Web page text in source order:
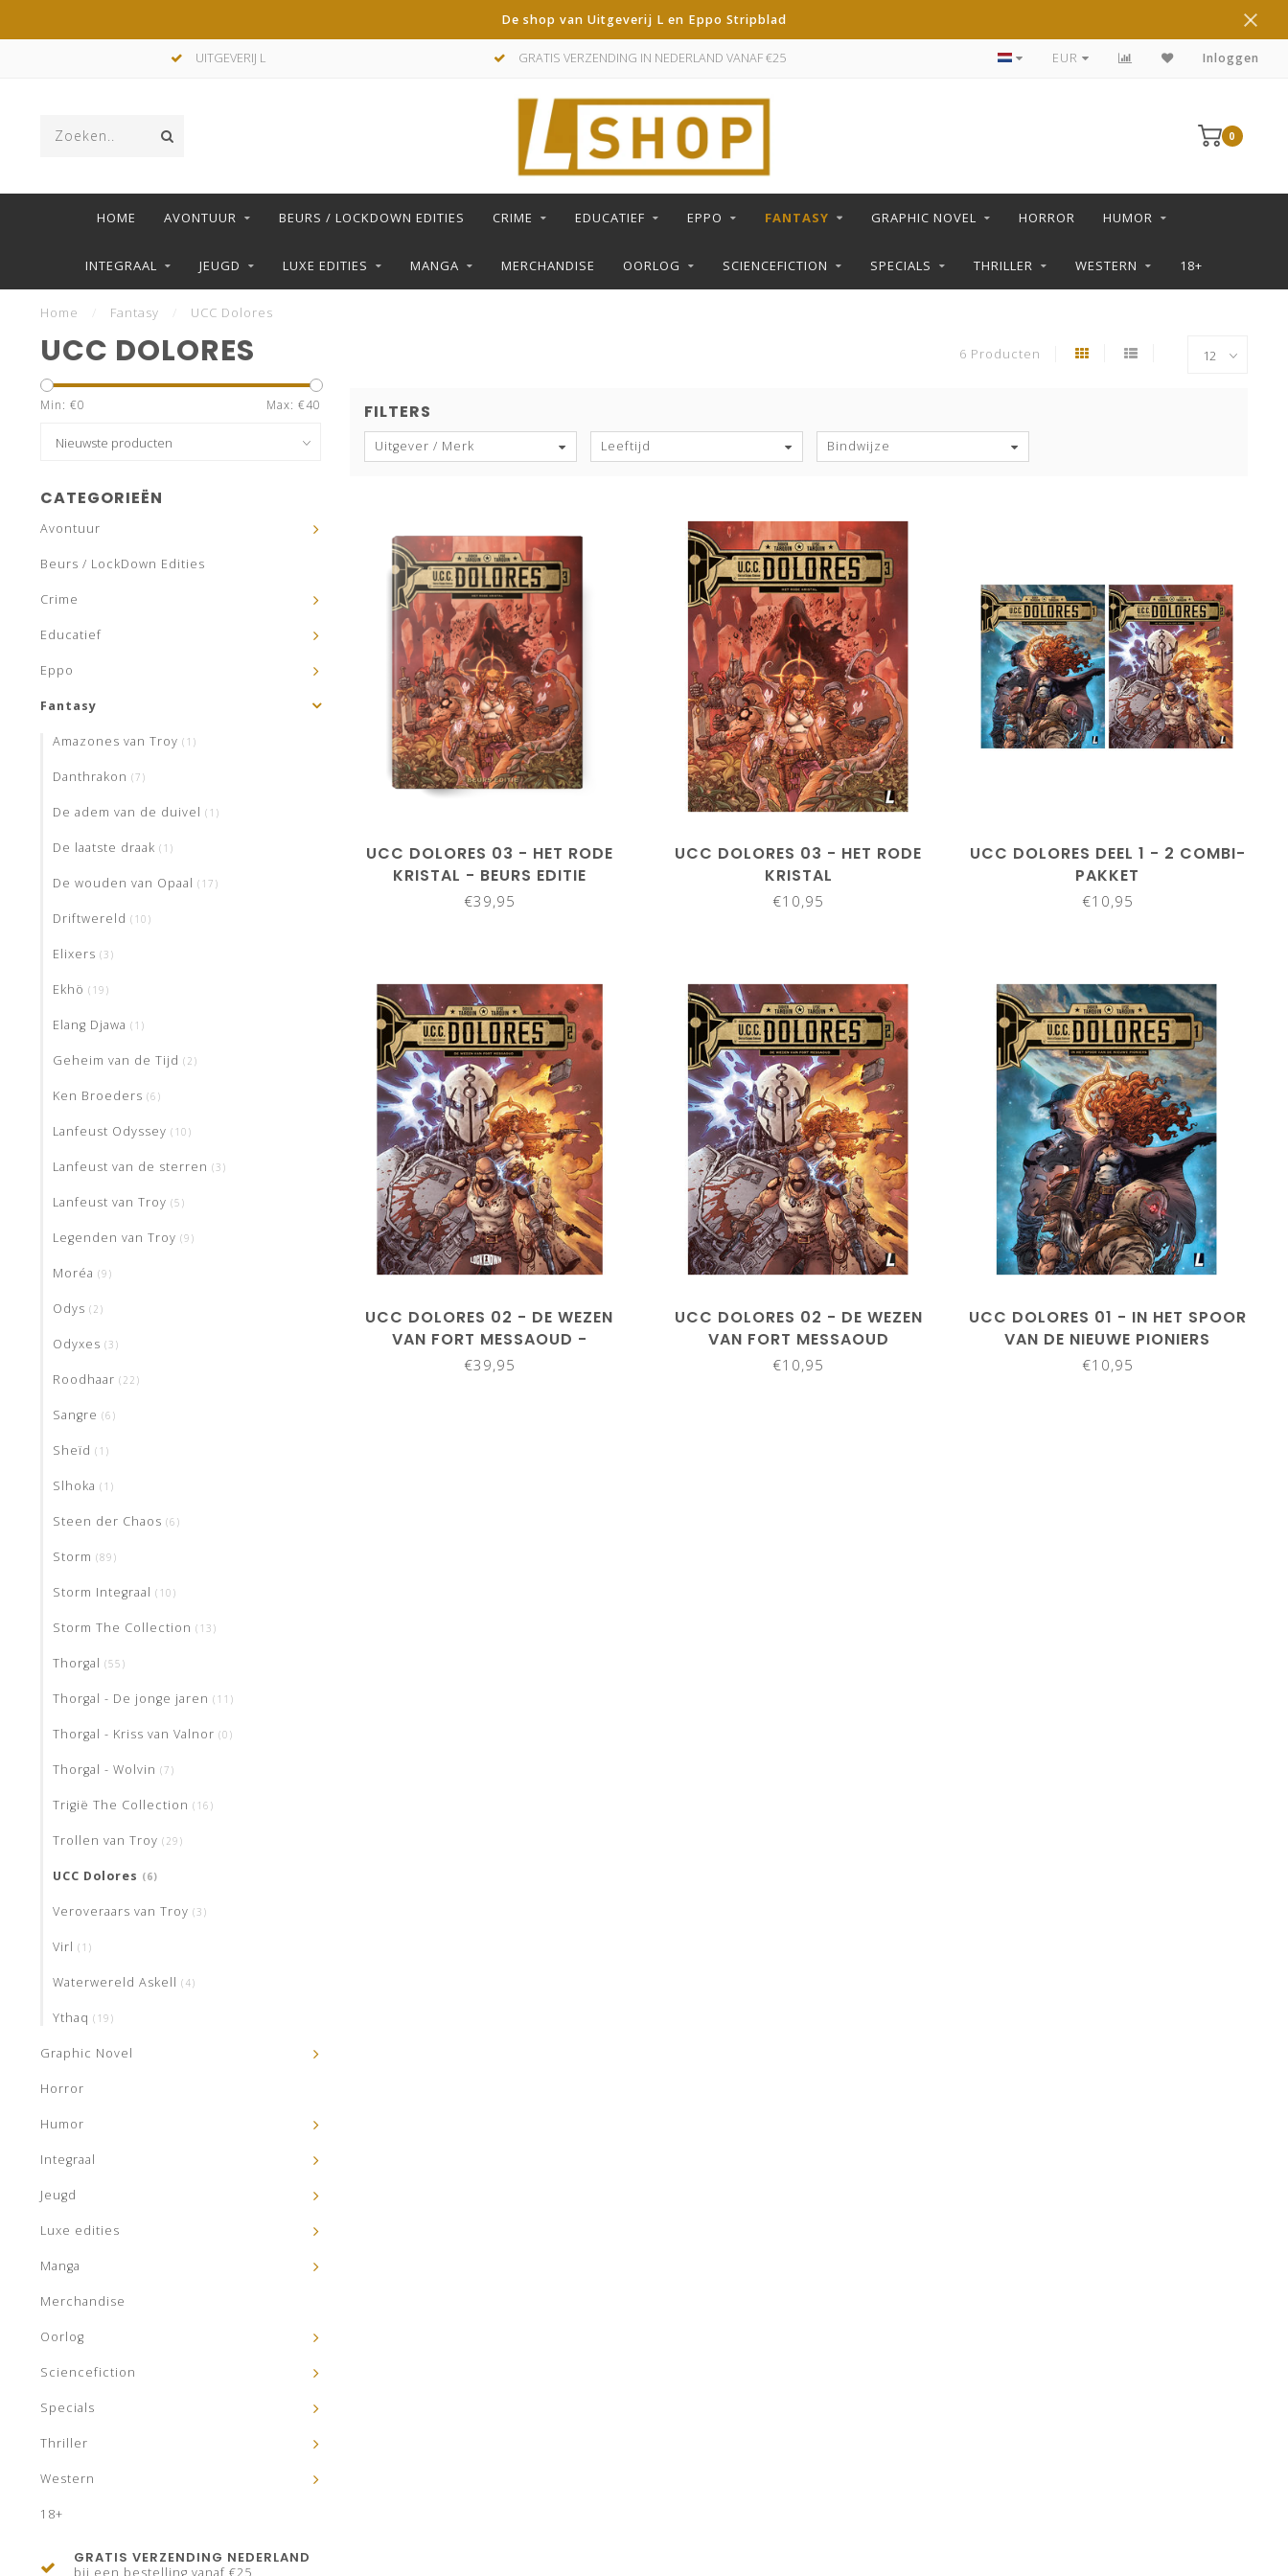
De shop van Uitgeverij L en Eppo Stripblad
UITGEVERIJ L GRATIS VERZENDING IN NEDERLAND VANAF €25 DE LEUKSTE STRIPS KOOP JE IN DE L SHOP
EUR Inloggen
0
HOME AVONTUUR BEURS / LOCKDOWN EDITIES CRIME EDUCATIEF EPPO FANTASY GRAPHIC NOVEL HORROR HUMOR
INTEGRAAL JEUGD LUXE EDITIES MANGA MERCHANDISE OORLOG SCIENCEFICTION SPECIALS THRILLER WESTERN 18+
Home Fantasy UCC Dolores
UCC DOLORES 6 Producten
Min: €0 Max: €40
CATEGORIEËN
Avontuur
Beurs / LockDown Edities
Crime
Educatief
Eppo
Fantasy
Amazones van Troy (1)
Danthrakon (7)
De adem van de duivel (1)
De laatste draak (1)
De wouden van Opaal (17)
Driftwereld (10)
Elixers (3)
Ekhö (19)
Elang Djawa (1)
Geheim van de Tijd (2)
Ken Broeders (6)
Lanfeust Odyssey (10)
Lanfeust van de sterren (3)
Lanfeust van Troy (5)
Legenden van Troy (9)
Moréa (9)
Odys (2)
Odyxes (3)
Roodhaar (22)
Sangre (6)
Sheïd (1)
Slhoka (1)
Steen der Chaos (6)
Storm (89)
Storm Integraal (10)
Storm The Collection (13)
Thorgal (55)
Thorgal - De jonge jaren (11)
Thorgal - Kriss van Valnor (0)
Thorgal - Wolvin (7)
Trigië The Collection (16)
Trollen van Troy (29)
UCC Dolores (6)
Veroveraars van Troy (3)
Virl (1)
Waterwereld Askell (4)
Ythaq (19)
Graphic Novel
Horror
Humor
Integraal
Jeugd
Luxe edities
Manga
Merchandise
Oorlog
Sciencefiction
Specials
Thriller
Western
18+
GRATIS VERZENDING NEDERLAND
bij een bestelling vanaf €25
FILTERS
Uitgever / Merk Leeftijd Bindwijze
UCC DOLORES 03 - HET RODE
KRISTAL - BEURS EDITIE
€39,95
UCC DOLORES 03 - HET RODE
KRISTAL
€10,95
UCC DOLORES DEEL 1 - 2 COMBI-
PAKKET
€10,95
UCC DOLORES 02 - DE WEZEN
VAN FORT MESSAOUD -
LOCKDOWN EDITIE
€39,95
UCC DOLORES 02 - DE WEZEN
VAN FORT MESSAOUD
€10,95
UCC DOLORES 01 - IN HET SPOOR
VAN DE NIEUWE PIONIERS
€10,95